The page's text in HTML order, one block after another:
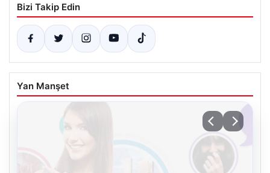
Bizi Takip Edin
Yan Manşet